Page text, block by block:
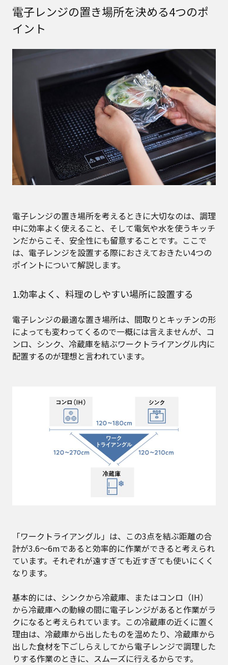
電子レンジの置き場所を決める4つのポ
イント
電子レンジの置き場所を考えるときに大切なのは、調理
中に効率よく使えること、そして電気や水を使うキッチ
ンだからこそ、安全性にも留意することです。ここで
は、電子レンジを設置する際におさえておきたい4つの
ポイントについて解説します。
1.効率よく、料理のしやすい場所に設置する
電子レンジの最適な置き場所は、間取りとキッチンの形
によっても変わってくるので一概には言えませんが、コ
ンロ、シンク、冷蔵庫を結ぶワークトライアングル内に
配置するのが理想と言われています。
「ワークトライアングル」は、この3点を結ぶ距離の合
計が3.6〜6mであると効率的に作業ができると考えられ
ています。それぞれが遠すぎても近すぎても使いにくく
なります。
基本的には、シンクから冷蔵庫、またはコンロ（IH）
から冷蔵庫への動線の間に電子レンジがあると作業がラ
クになると考えられています。この冷蔵庫の近くに置く
理由は、冷蔵庫から出したものを温めたり、冷蔵庫から
出した食材を下ごしらえしてから電子レンジで調理した
りする作業のときに、スムーズに行えるからです。